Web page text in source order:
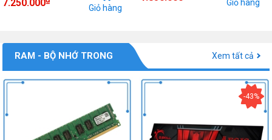
7.250.000 Giỏ hàng
Giỏ hàng
RAM - BỘ NHỚ TRONG Xem tất cả
-43%